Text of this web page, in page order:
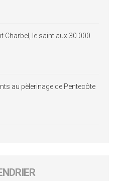
Charbel, le saint aux 30 000
au pèlerinage de Pentecôte